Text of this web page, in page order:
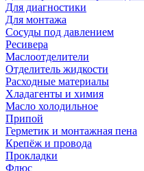
Для диагностики
Для монтажа
Сосуды под давлением
Ресивера
Маслоотделители
Отделитель жидкости
Расходные материалы
Хладагенты и химия
Масло холодильное
Припой
Герметик и монтажная пена
Крепёж и провода
Прокладки
Флюс